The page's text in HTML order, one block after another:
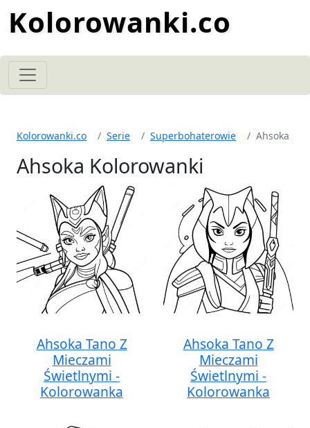
Kolorowanki.co
Kolorowanki.co Serie Superbohaterowie Ahsoka
Ahsoka Kolorowanki
Ahsoka Tano Z
Mieczami
Świetlnymi -
Kolorowanka
Ahsoka Tano Z
Mieczami
Świetlnymi -
Kolorowanka